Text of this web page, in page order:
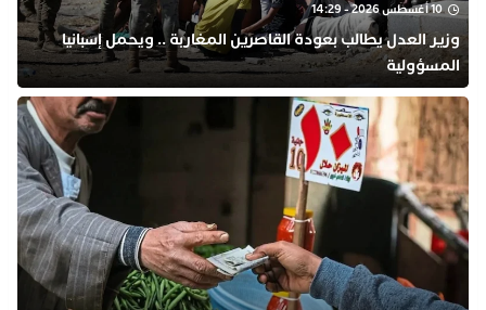
10 أغسطس 2026 - 14:29
وزير العدل يطالب بعودة القاصرين المغاربة .. ويحمل إسبانيا
المسؤولية